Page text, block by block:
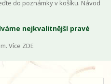
do poznámky v košíku. Návod
nejkvalitnější pravé
Více ZDE